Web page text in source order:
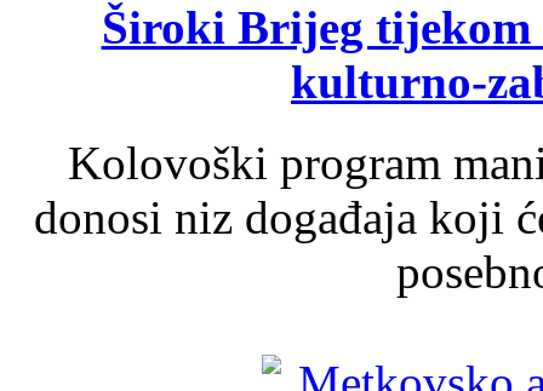
Široki Brijeg tijekom
kulturno-
Kolovoški program
donosi niz događaja koji